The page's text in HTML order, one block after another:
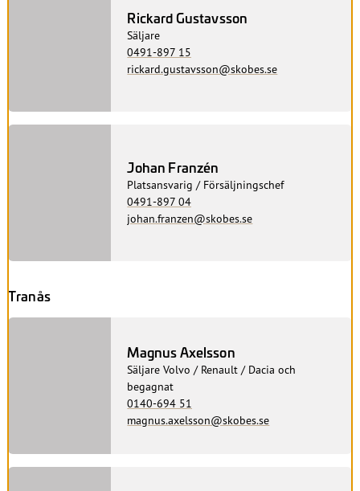
Rickard Gustavsson
Säljare
0491-897 15
rickard.gustavsson@skobes.se
Johan Franzén
Platsansvarig / Försäljningschef
0491-897 04
johan.franzen@skobes.se
Tranås
Magnus Axelsson
Säljare Volvo / Renault / Dacia och
begagnat
0140-694 51
magnus.axelsson@skobes.se